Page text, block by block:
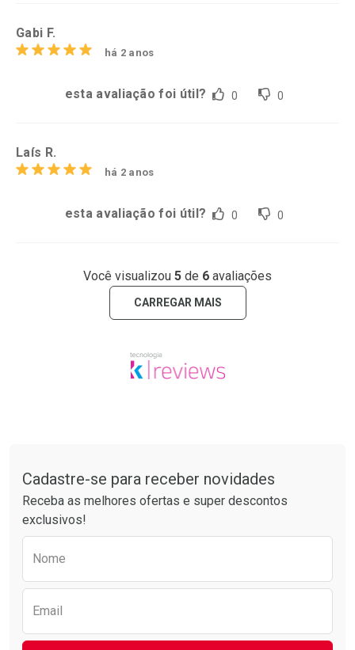
Gabi F.
há 2 anos
esta avaliação foi útil? 0 0
Laís R.
há 2 anos
esta avaliação foi útil? 0 0
Você visualizou 5 de 6 avaliações
CARREGAR MAIS
Cadastre-se para receber novidades
Receba as melhores ofertas e super descontos
exclusivos!
Nome
Email